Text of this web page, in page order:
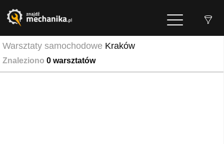
Warsztaty samochodowe Kraków
Znaleziono 0 warsztatów